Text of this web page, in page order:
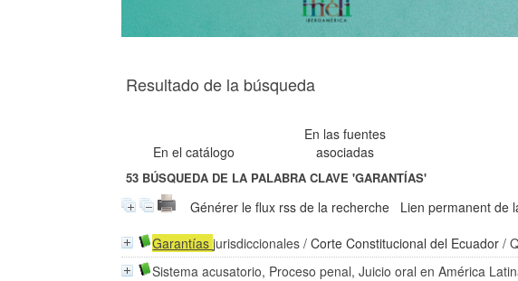
Resultado de la búsqueda
En el catálogo
En las fuentes
asociadas
53 BÚSQUEDA DE LA PALABRA CLAVE'GARANTÍAS'
Générer le flux rss de la recherche Lien permanent de
Garantíasjurisdiccionales /Corte Constitucional del Ecuador /
Sistema acusatorio, Proceso penal, Juicio oral en América